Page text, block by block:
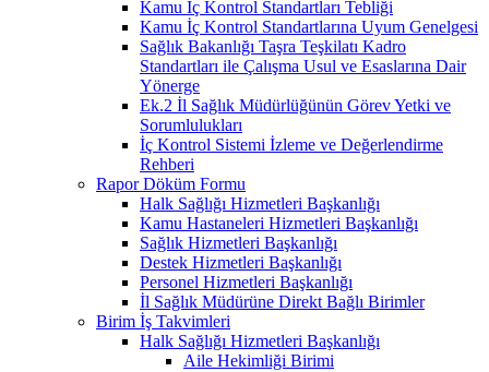
Kamu İç Kontrol Standartları Tebliği
Kamu İç Kontrol Standartlarına Uyum Genelgesi
Sağlık Bakanlığı Taşra Teşkilatı Kadro
Standartları ile Çalışma Usul ve Esaslarına Dair
Yönerge
Ek.2 İl Sağlık Müdürlüğünün Görev Yetki ve
Sorumlulukları
İç Kontrol Sistemi İzleme ve Değerlendirme
Rehberi
Rapor Döküm Formu
Halk Sağlığı Hizmetleri Başkanlığı
Kamu Hastaneleri Hizmetleri Başkanlığı
Sağlık Hizmetleri Başkanlığı
Destek Hizmetleri Başkanlığı
Personel Hizmetleri Başkanlığı
İl Sağlık Müdürüne Direkt Bağlı Birimler
Birim İş Takvimleri
Halk Sağlığı Hizmetleri Başkanlığı
Aile Hekimliği Birimi